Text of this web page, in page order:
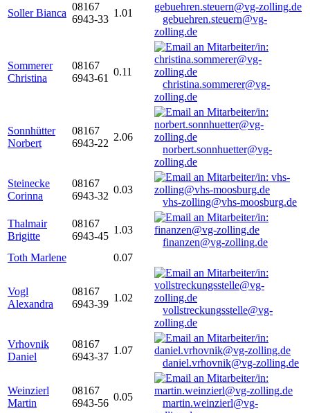
Soller Bianca
08167
6943-33
1.01
gebuehren.steuern@vg-
zolling.de
Sommerer
Christina
08167
6943-61
0.11
christina.sommerer@vg-
zolling.de
Sonnhütter
Norbert
08167
6943-22
2.06
norbert.sonnhuetter@vg-
zolling.de
Steinecke
Corinna
08167
6943-32
0.03
vhs-zolling@vhs-moosburg.de
Thalmair
Brigitte
08167
6943-45
1.03
finanzen@vg-zolling.de
Toth Marlene
0.07
Vogl
Alexandra
08167
6943-39
1.02
vollstreckungsstelle@vg-
zolling.de
Vrhovnik
Daniel
08167
6943-37
1.07
daniel.vrhovnik@vg-zolling.de
Weinzierl
Martin
08167
6943-56
0.05
martin.weinzierl@vg-